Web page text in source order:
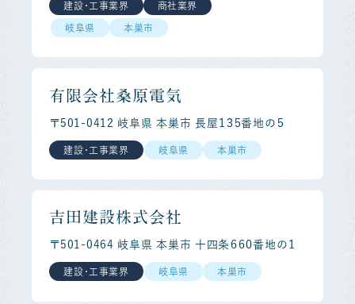
建設・工事業界 商社業界
岐阜県 本巣市
有限会社桑原電気
〒501-0412 岐阜県 本巣市 長屋１３５番地の５
建設・工事業界 岐阜県 本巣市
吉田建設株式会社
〒501-0464 岐阜県 本巣市 十四条６６０番地の１
建設・工事業界 岐阜県 本巣市